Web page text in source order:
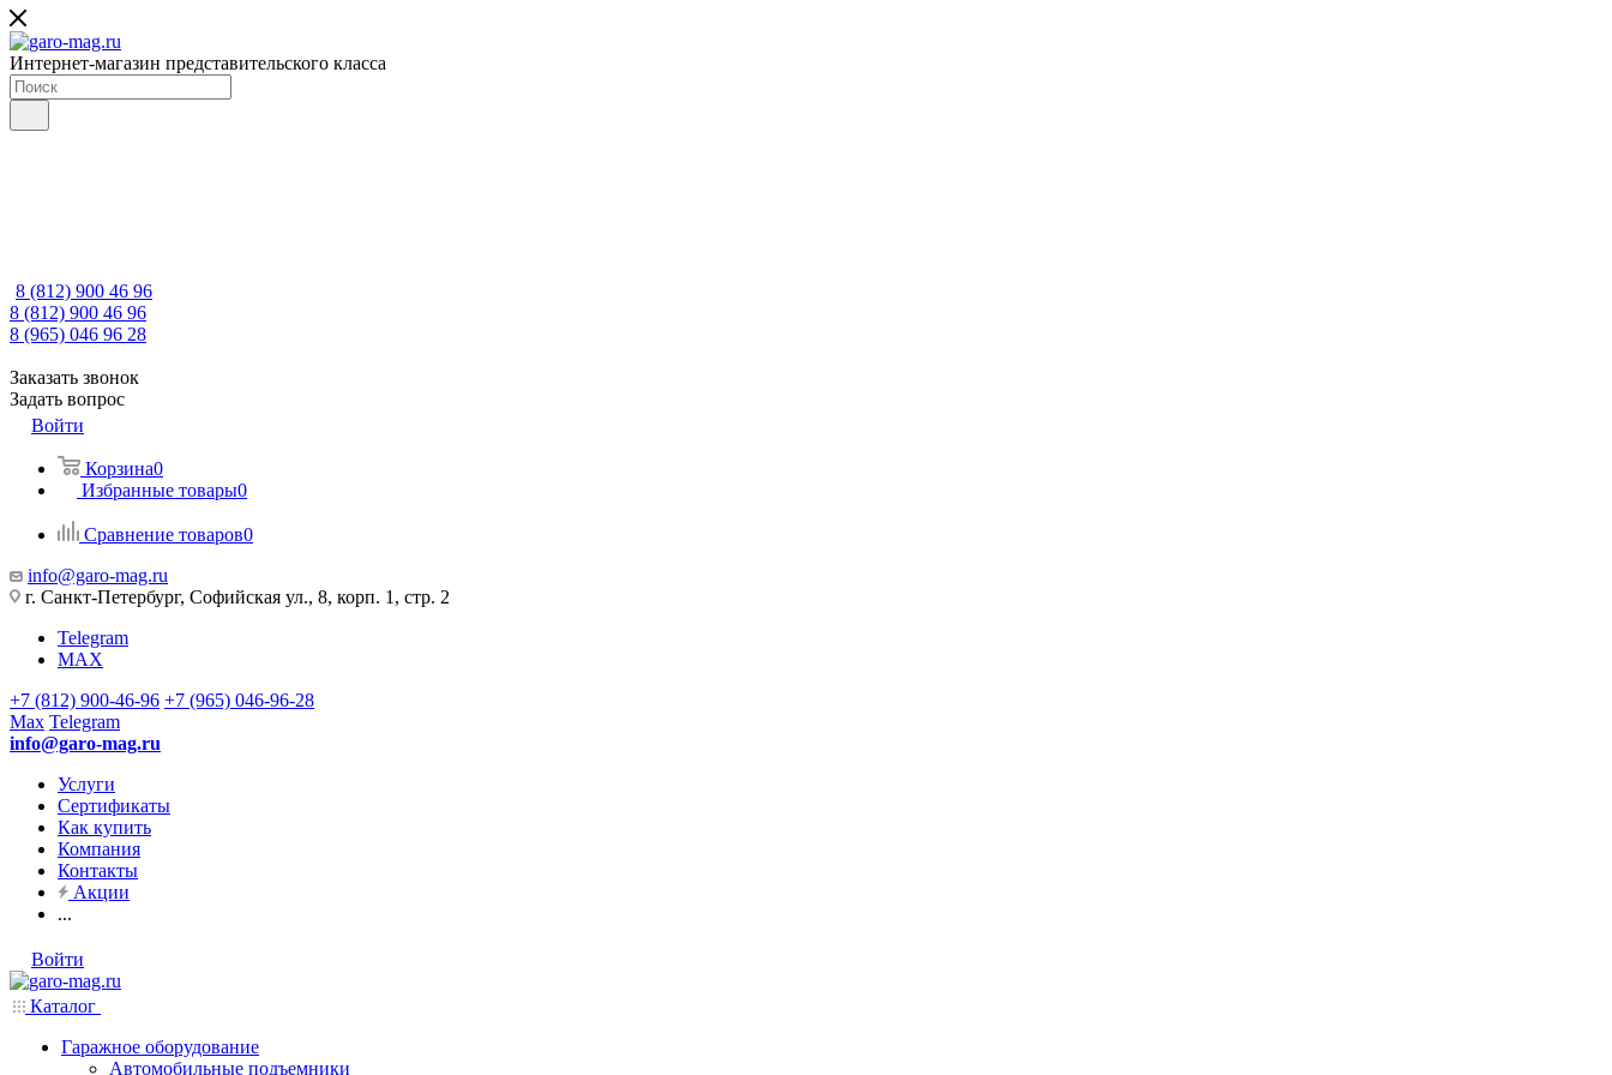
Интернет-магазин представительского класса
8 (812) 900 46 96
8 (812) 900 46 96
8 (965) 046 96 28
Заказать звонок
Задать вопрос
Войти
Корзина0
Избранные товары0
Сравнение товаров0
info@garo-mag.ru
г. Санкт-Петербург, Софийская ул., 8, корп. 1, стр. 2
Telegram
MAX
+7 (812) 900-46-96 +7 (965) 046-96-28
Max Telegram
info@garo-mag.ru
Услуги
Сертификаты
Как купить
Компания
Контакты
Акции
...
Войти
Каталог
Гаражное оборудование
Автомобильные подъемники